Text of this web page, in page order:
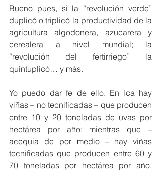
Bueno pues, si la “revolución verde”
duplicó o triplicó la productividad de la
agricultura algodonera, azucarera y
cerealera a nivel mundial; la
“revolución del fertirriego” la
quintuplicó… y más.
Yo puedo dar fe de ello. En Ica hay
viñas – no tecnificadas – que producen
entre 10 y 20 toneladas de uvas por
hectárea por año; mientras que –
acequia de por medio – hay viñas
tecnificadas que producen entre 60 y
70 toneladas por hectárea por año.